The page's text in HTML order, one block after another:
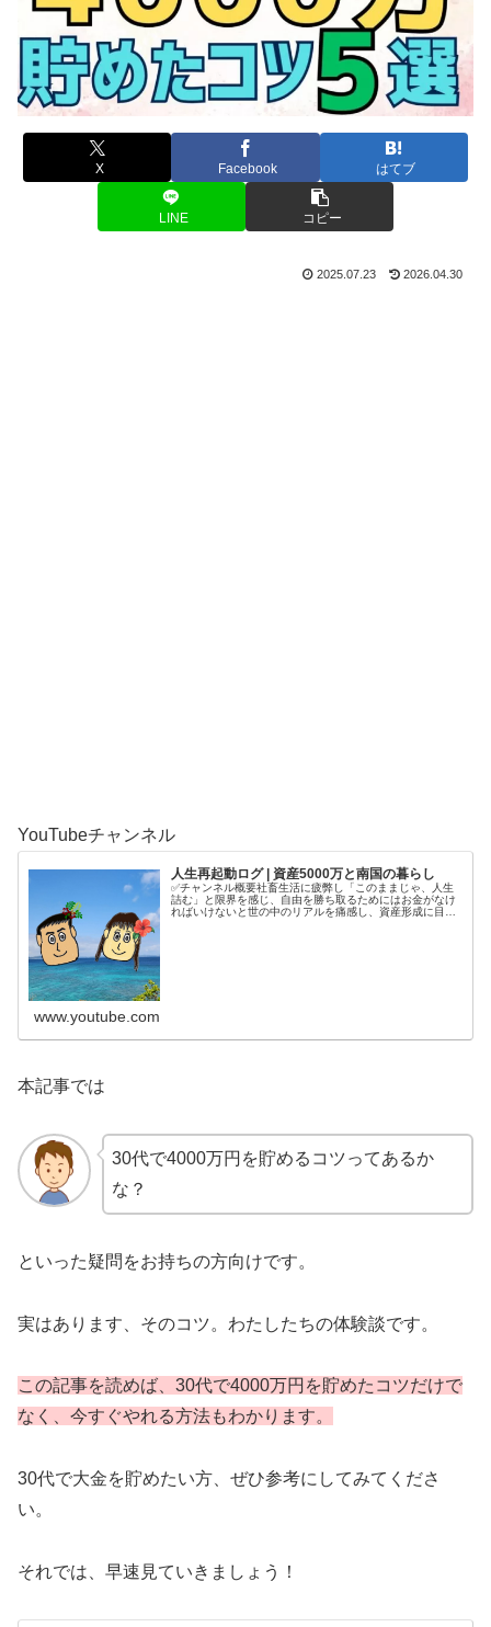
X Facebook はてブ
LINE コピー
2025.07.23 2026.04.30
YouTubeチャンネル
人生再起動ログ | 資産5000万と南国の暮らし
✅チャンネル概要社畜生活に疲弊し「このままじゃ、人生
詰む」と限界を感じ、自由を勝ち取るためにはお金がなけ
ればいけないと世の中のリアルを痛感し、資産形成に目覚
www.youtube.com
本記事では
30代で4000万円を貯めるコツってあるか
な？
といった疑問をお持ちの方向けです。
実はあります、そのコツ。わたしたちの体験談です。
この記事を読めば、30代で4000万円を貯めたコツだけで
なく、今すぐやれる方法もわかります。
30代で大金を貯めたい方、ぜひ参考にしてみてくださ
い。
それでは、早速見ていきましょう！